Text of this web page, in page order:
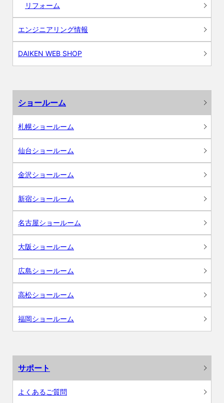
リフォーム
エンジニアリング情報
DAIKEN WEB SHOP
ショールーム
札幌ショールーム
仙台ショールーム
金沢ショールーム
新宿ショールーム
名古屋ショールーム
大阪ショールーム
広島ショールーム
高松ショールーム
福岡ショールーム
サポート
よくあるご質問